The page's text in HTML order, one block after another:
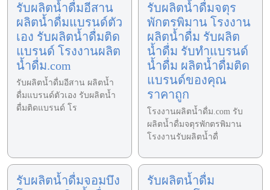
รับผลิตน้ำดื่มอีสาน
ผลิตน้ำดื่มแบรนด์ตัว
เอง รับผลิตน้ำดื่มติด
แบรนด์ โรงงานผลิต
น้ำดื่ม.com
รับผลิตน้ำดื่มอีสาน ผลิตน้ำ
ดื่มแบรนด์ตัวเอง รับผลิตน้ำ
ดื่มติดแบรนด์ โร
รับผลิตน้ำดื่มจตุร
พักตรพิมาน โรงงาน
ผลิตน้ำดื่ม รับผลิต
น้ำดื่ม รับทำแบรนด์
น้ำดื่ม ผลิตน้ำดื่มติด
แบรนด์ของคุณ
ราคาถูก
โรงงานผลิตน้ำดื่ม.com รับ
ผลิตน้ำดื่มจตุรพักตรพิมาน
โรงงานรับผลิตน้ำดื่
รับผลิตน้ำดื่มจอมบึง
รับผลิตน้ำดื่ม